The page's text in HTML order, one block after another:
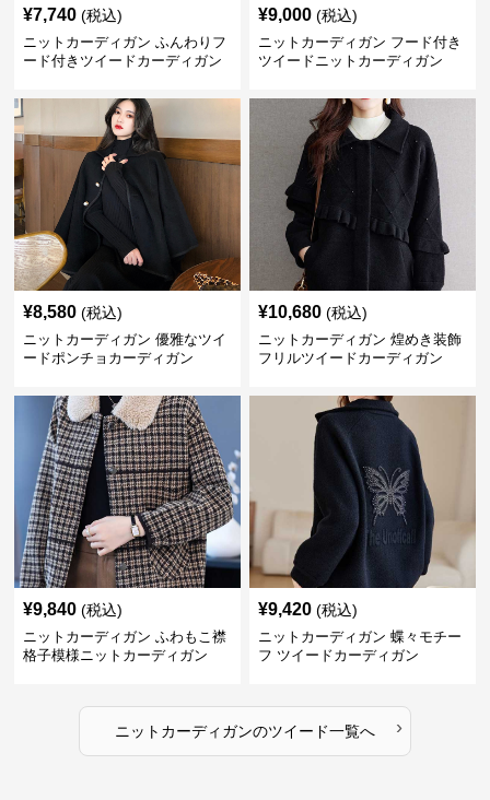
¥7,740 (税込)
ニットカーディガン ふんわりフ
ード付きツイードカーディガン
¥9,000 (税込)
ニットカーディガン フード付き
ツイードニットカーディガン
¥8,580 (税込)
ニットカーディガン 優雅なツイ
ードポンチョカーディガン
¥10,680 (税込)
ニットカーディガン 煌めき装飾
フリルツイードカーディガン
¥9,840 (税込)
ニットカーディガン ふわもこ襟
格子模様ニットカーディガン
¥9,420 (税込)
ニットカーディガン 蝶々モチー
フ ツイードカーディガン
ニットカーディガンのツイード一覧へ ›